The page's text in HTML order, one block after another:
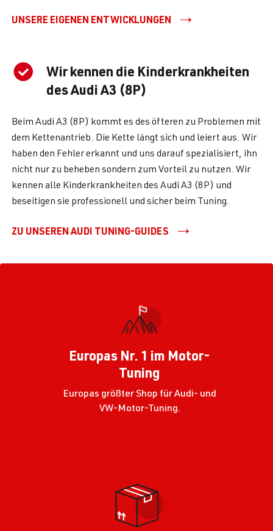
UNSERE EIGENEN ENTWICKLUNGEN
Wir kennen die Kinderkrankheiten
des Audi A3 (8P)
Beim Audi A3 (8P) kommt es des öfteren zu Problemen mit
dem Kettenantrieb. Die Kette längt sich und leiert aus. Wir
haben den Fehler erkannt und uns darauf spezialisiert, ihn
nicht nur zu beheben sondern zum Vorteil zu nutzen. Wir
kennen alle Kinderkrankheiten des Audi A3 (8P) und
beseitigen sie professionell und sicher beim Tuning.
ZU UNSEREN AUDI TUNING-GUIDES
Europas Nr. 1 im Motor-
Tuning
Europas größter Shop für Audi- und
VW-Motor-Tuning.